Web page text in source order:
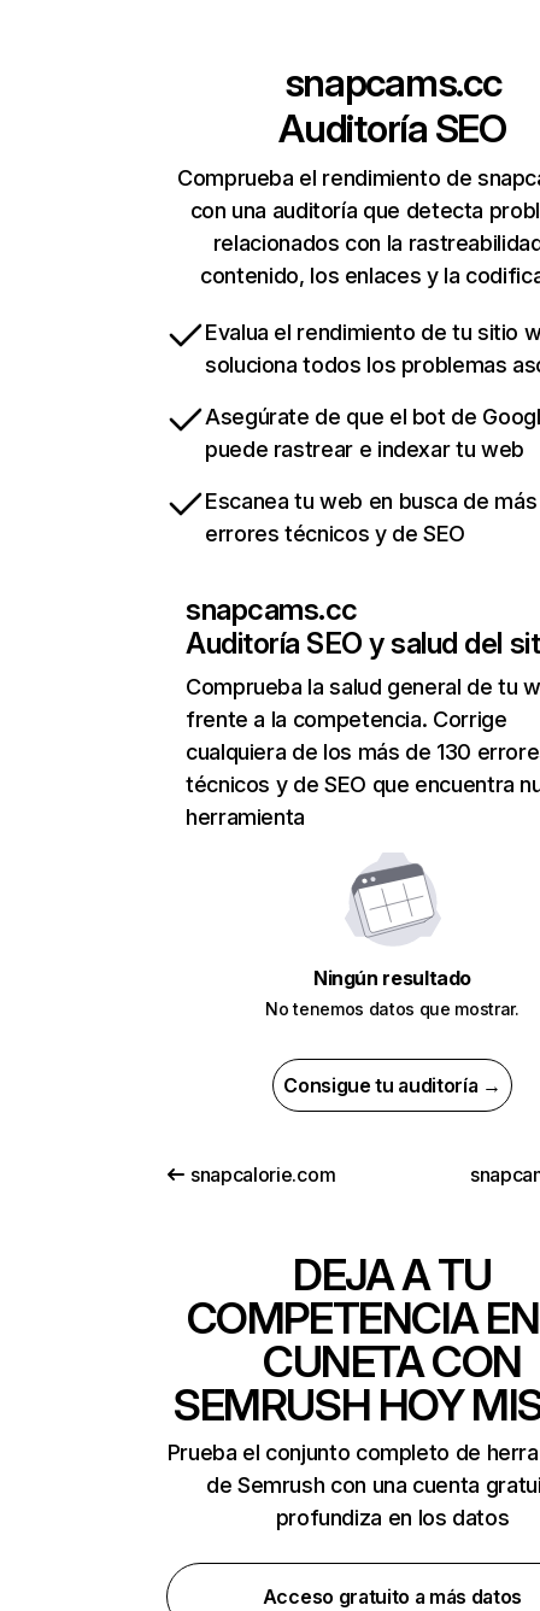
snapcams.cc
Auditoría SEO
Comprueba el rendimiento de
con una auditoría que detecta
relacionados con la
contenido, los enlaces y la
Evalua el rendimiento de tu sitio
soluciona todos los problemas
Asegúrate de que el bot de
puede rastrear e indexar tu web
Escanea tu web en busca de
errores técnicos y de SEO
snapcams.cc
Auditoría SEO y salud del
Comprueba la salud general de tu
frente a la competencia. Corrige
cualquiera de los más de 130
técnicos y de SEO que encuentra
herramienta
Ningún resultado
No tenemos datos que mostrar.
Consigue tu auditoría →
snapcalorie.com
DEJA A TU
COMPETENCIA
CUNETA CON
SEMRUSH HOY
Prueba el conjunto completo de
de Semrush con una cuenta
profundiza en los datos
Acceso gratuito a más datos